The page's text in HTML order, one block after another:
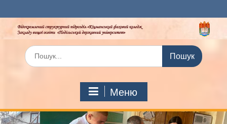
до
вмісту
Шукати:
Меню